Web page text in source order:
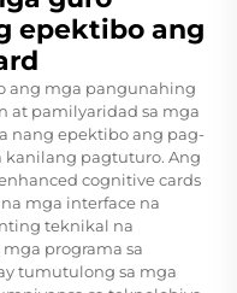
epektibo ang
ang mga pangunahing
at pamilyaridad sa mga
nang epektibo ang pag-
kanilang pagtuturo. Ang
cognitive cards
mga interface na
teknikal na
programa sa
tumutulong sa mga